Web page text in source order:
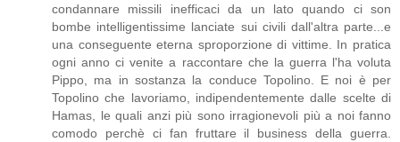
condannare missili inefficaci da un lato quando ci son
bombe intelligentissime lanciate sui civili dall'altra parte...e
una conseguente eterna sproporzione di vittime. In pratica
ogni anno ci venite a raccontare che la guerra l'ha voluta
Pippo, ma in sostanza la conduce Topolino. E noi è per
Topolino che lavoriamo, indipendentemente dalle scelte di
Hamas, le quali anzi più sono irragionevoli più a noi fanno
comodo perchè ci fan fruttare il business della guerra.